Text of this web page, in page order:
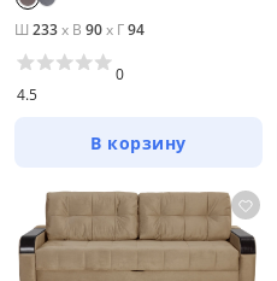
Ш 233x В 90x Г94
4.5
0
В корзину